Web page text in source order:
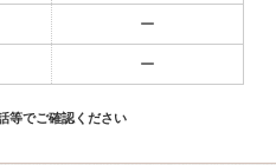
ー
ー
等でご確認ください